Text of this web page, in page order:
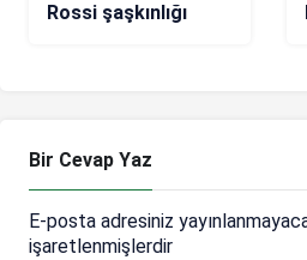
Rossi şaşkınlığı
Bir Cevap Yaz
E-posta adresiniz
işaretlenmişlerdir